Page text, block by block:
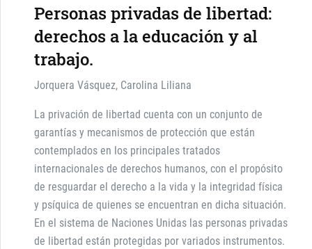
Personas privadas de libertad:
derechos a la educación y al
trabajo.
Jorquera Vásquez, Carolina Liliana
La privación de libertad cuenta con un conjunto de
garantías y mecanismos de protección que están
contemplados en los principales tratados
internacionales de derechos humanos, con el propósito
de resguardar el derecho a la vida y la integridad física
y psíquica de quienes se encuentran en dicha situación.
En el sistema de Naciones Unidas las personas privadas
de libertad están protegidas por variados instrumentos.